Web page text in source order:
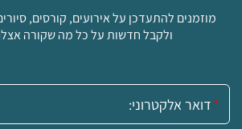
מוזמנים להתעדכן על אירועים, קורסים,
ולקבל חדשות על כל מה שקורה
אימייל: